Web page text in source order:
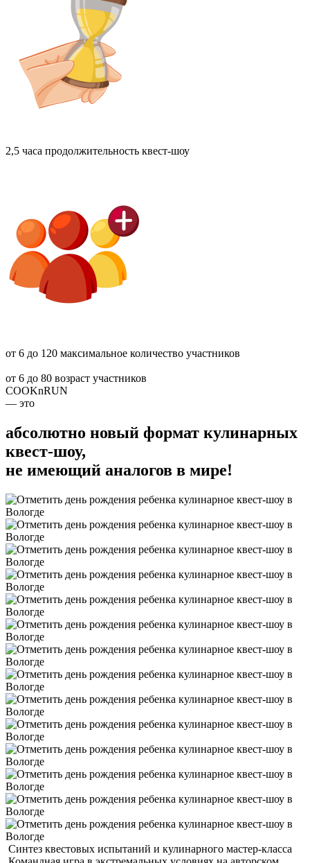
2,5 часа продолжительность квест-шоу
от 6 до 120 максимальное количество участников
от 6 до 80 возраст участников
COOKnRUN
— это
абсолютно новый формат кулинарных
квест-шоу,
не имеющий аналогов в мире!
Синтез квестовых испытаний и кулинарного мастер-класса